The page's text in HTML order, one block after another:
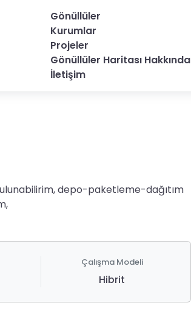
Gönüllüler
Kurumlar
Projeler
Gönüllüler Haritası Hakkında
İletişim
depo-paketleme-dağıtım
Çalışma Modeli
Hibrit